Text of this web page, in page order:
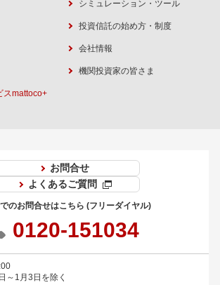
シミュレーション・ツール
投資信託の始め方・制度
会社情報
機関投資家の皆さま
スmattoco+
お問合せ
よくあるご質問
のお問合せはこちら (フリーダイヤル)
0120-151034
～1月3日を除く